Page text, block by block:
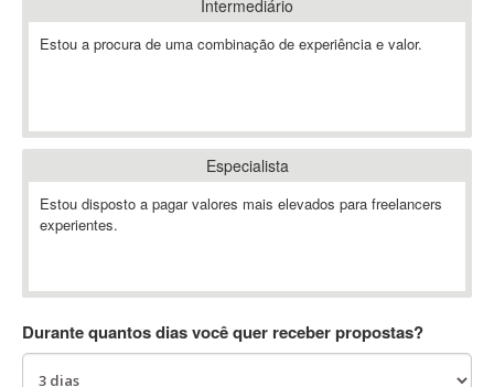
Abaqus
ABBYY FineReader
Ableton
Ableton Push
Abstract
AC3
Intermediário
Estou a procura de uma combinação de experiência e valor.
Especialista
Estou disposto a pagar valores mais elevados para freelancers
experientes.
Durante quantos dias você quer receber propostas?